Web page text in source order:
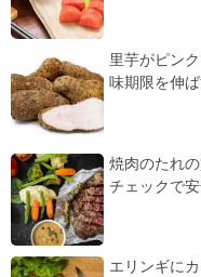
里芋がピン
味期限を伸
焼肉のたれ
チェックで安
エリンギに